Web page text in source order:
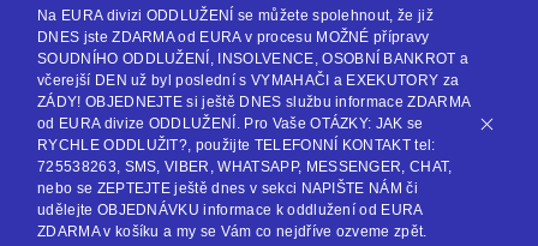
Na EURA divizi ODDLUŽENÍ se můžete spolehnout, že již
DNES jste ZDARMA od EURA v procesu MOŽNÉ přípravy
SOUDNÍHO ODDLUŽENÍ, INSOLVENCE, OSOBNÍ BANKROT a
včerejší DEN už byl poslední s VYMAHAČI a EXEKUTORY za
ZÁDY! OBJEDNEJTE si ještě DNES službu informace ZDARMA
od EURA divize ODDLUŽENÍ. Pro Vaše OTÁZKY: JAK se
RYCHLE ODDLUŽIT?, použijte TELEFONNÍ KONTAKT tel:
725538263, SMS, VIBER, WHATSAPP, MESSENGER, CHAT,
nebo se ZEPTEJTE ještě dnes v sekci NAPIŠTE NÁM či
udělejte OBJEDNÁVKU informace k oddlužení od EURA
ZDARMA v košíku a my se Vám co nejdříve ozveme zpět.